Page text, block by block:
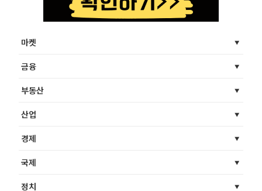
마켓
금융
부동산
산업
경제
국제
정치